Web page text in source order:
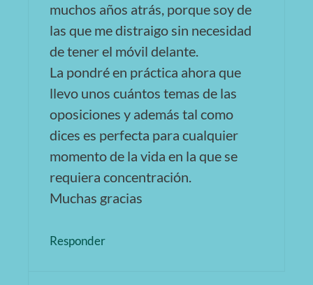
muchos años atrás, porque soy de
las que me distraigo sin necesidad
de tener el móvil delante.
La pondré en práctica ahora que
llevo unos cuántos temas de las
oposiciones y además tal como
dices es perfecta para cualquier
momento de la vida en la que se
requiera concentración.
Muchas gracias
Responder